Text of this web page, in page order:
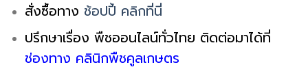
สั่งซื้อทาง ช้อปปี้ คลิกที่นี่
ปรึกษาเรื่อง พืชออนไลน์ทั่วไทย ติดต่อมาได้ที่
ช่องทาง คลินิกพืชคูลเกษตร